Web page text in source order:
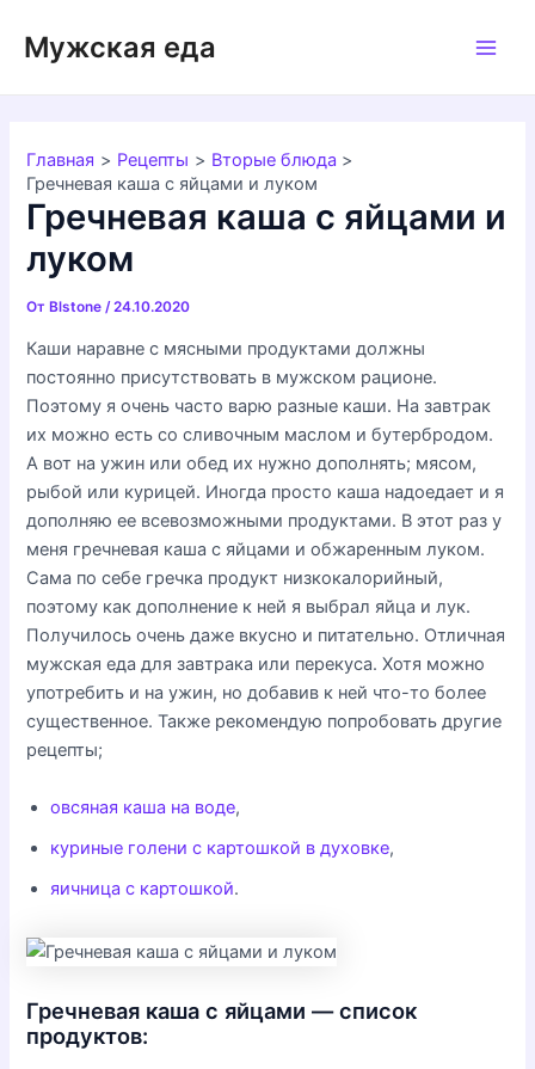
содержимому
Мужская еда
Главная Рецепты
Вторые блюда
Гречневая каша с яйцами и луком
Гречневая каша с яйцами и
луком
ОтBlstone /24.10.2020
Каши наравне с мясными продуктами должны
постоянно присутствовать в мужском рационе.
Поэтому я очень часто варю разные каши. На завтрак
их можно есть со сливочным маслом и бутербродом.
А вот на ужин или обед их нужно дополнять; мясом,
рыбой или курицей. Иногда просто каша надоедает и я
дополняю ее всевозможными продуктами. В этот раз у
меня гречневая каша с яйцами и обжаренным луком.
Сама по себе гречка продукт низкокалорийный,
поэтому как дополнение к ней я выбрал яйца и лук.
Получилось очень даже вкусно и питательно. Отличная
мужская еда для завтрака или перекуса. Хотя можно
употребить и на ужин, но добавив к ней что-то более
существенное. Также рекомендую попробовать другие
рецепты;
овсяная каша на воде,
куриные голени с картошкой в духовке,
яичница с картошкой.
Гречневая каша с яйцами — список
продуктов: